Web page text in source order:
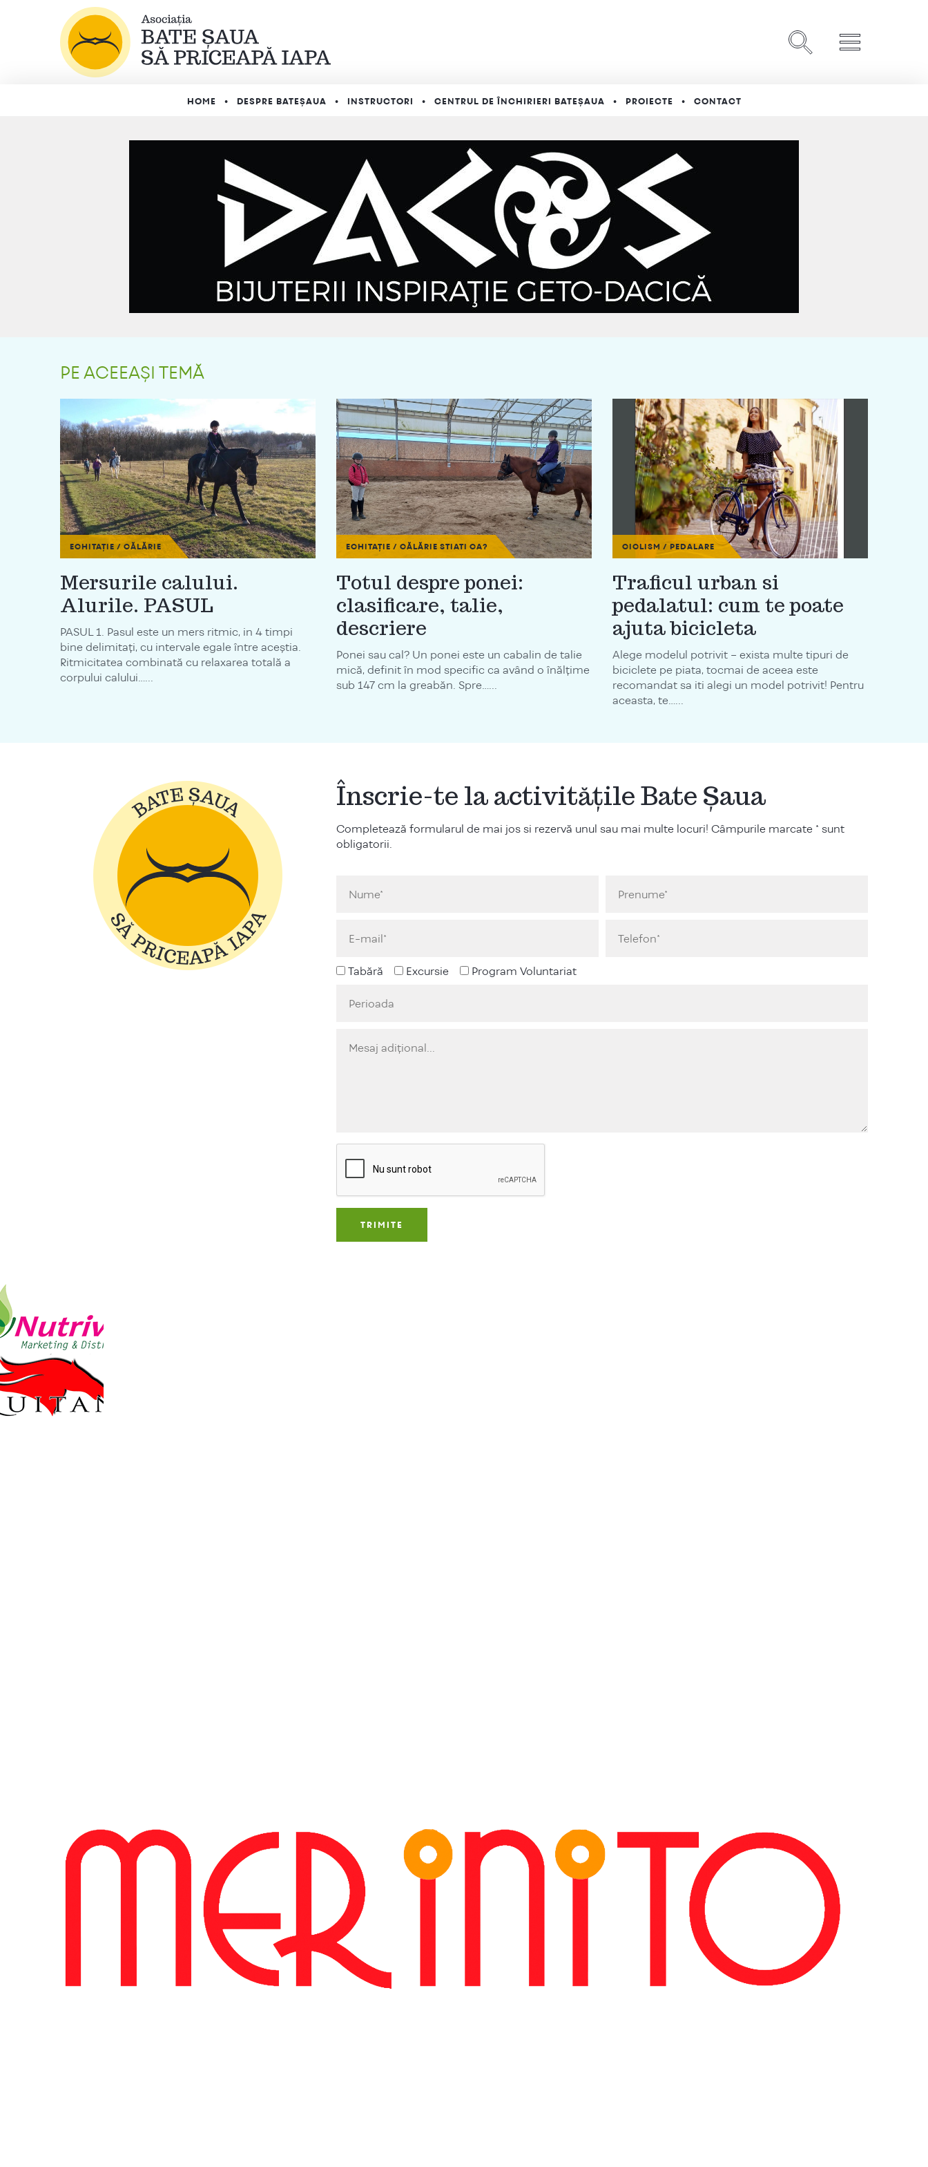
HOME DESPRE BATEȘAUA INSTRUCTORI CENTRUL DE ÎNCHIRIERI BATEȘAUA PROIECTE CONTACT
PE ACEEAȘI TEMĂ
ECHITAȚIE / CĂLĂRIE
Mersurile calului.
Alurile. PASUL
PASUL 1. Pasul este un mers ritmic, in 4 timpi
bine delimitaţi, cu intervale egale între aceştia.
Ritmicitatea combinată cu relaxarea totală a
corpului calului…...
ECHITAȚIE / CĂLĂRIE STIATI CA?
Totul despre ponei:
clasificare, talie,
descriere
Ponei sau cal? Un ponei este un cabalin de talie
mică, definit în mod specific ca având o înălțime
sub 147 cm la greabăn. Spre…...
CICLISM / PEDALARE
Traficul urban si
pedalatul: cum te poate
ajuta bicicleta
Alege modelul potrivit – exista multe tipuri de
biciclete pe piata, tocmai de aceea este
recomandat sa iti alegi un model potrivit! Pentru
aceasta, te…...
Înscrie-te la activitățile Bate Șaua
Completează formularul de mai jos si rezervă unul sau mai multe locuri! Câmpurile marcate * sunt
obligatorii.
Tabără Excursie Program Voluntariat